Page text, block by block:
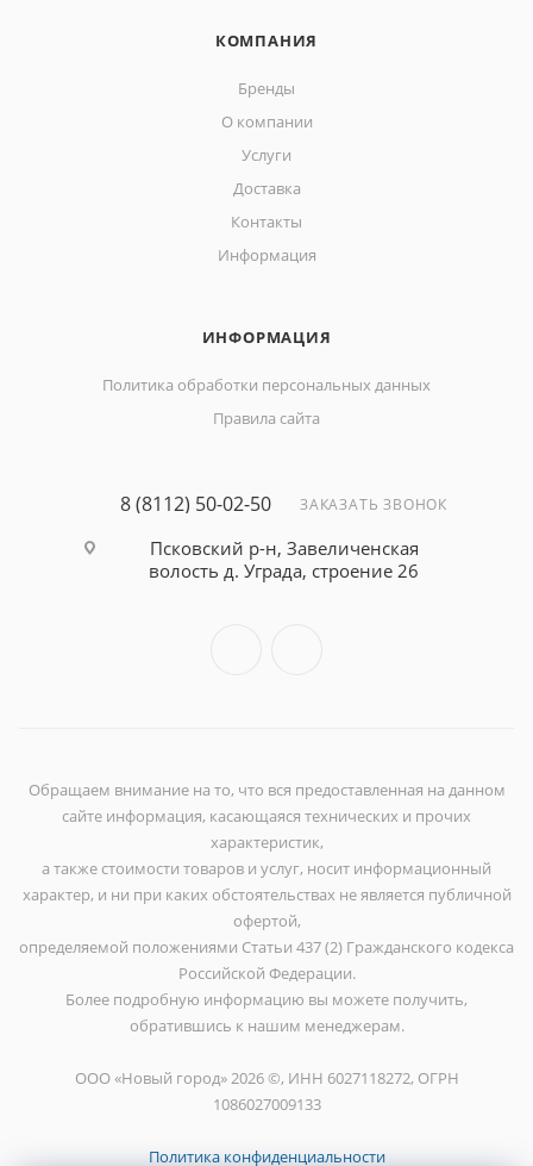
КОМПАНИЯ
Бренды
О компании
Услуги
Доставка
Контакты
Информация
ИНФОРМАЦИЯ
Политика обработки персональных данных
Правила сайта
8 (8112) 50-02-50 ЗАКАЗАТЬ ЗВОНОК
Псковский р-н, Завеличенская
волость д. Уграда, строение 26
Обращаем внимание на то, что вся предоставленная на данном
сайте информация, касающаяся технических и прочих
характеристик,
а также стоимости товаров и услуг, носит информационный
характер, и ни при каких обстоятельствах не является публичной
офертой,
определяемой положениями Статьи 437 (2) Гражданского кодекса
Российской Федерации.
Более подробную информацию вы можете получить,
обратившись к нашим менеджерам.
ООО «Новый город» 2026 ©, ИНН 6027118272, ОГРН
1086027009133
Политика конфиденциальности